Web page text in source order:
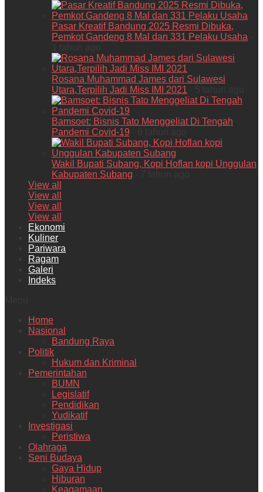
Pasar Kreatif Bandung 2025 Resmi Dibuka,
Pemkot Gandeng 8 Mal dan 331 Pelaku Usaha
Rosana Muhammad James dari Sulawesi
Utara,Terpilih Jadi Miss IMI 2021
Bamsoet: Bisnis Tato Menggeliat Di Tengah
Pandemi Covid-19
Wakil Bupati Subang, Kopi Hoflan kopi Unggulan
Kabupaten Subang
View all
View all
View all
View all
Ekonomi
Kuliner
Pariwara
Ragam
Galeri
Indeks
Home
Nasional
Bandung Raya
Politik
Hukum dan Kriminal
Pemerintahan
BUMN
Legislatif
Pendidikan
Yudikatif
Investigasi
Peristiwa
Olahraga
Seni Budaya
Gaya Hidup
Hiburan
Keagamaan